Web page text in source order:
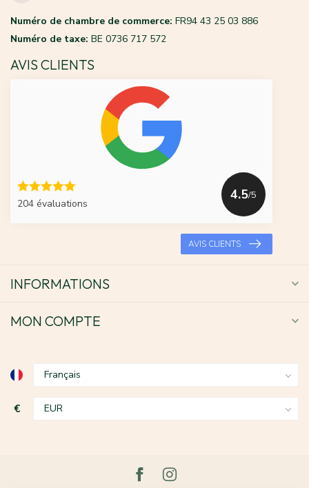
Numéro de chambre de commerce: FR94 43 25 03 886
Numéro de taxe: BE 0736 717 572
AVIS CLIENTS
204 évaluations
4.5/5
AVIS CLIENTS
INFORMATIONS
MON COMPTE
€